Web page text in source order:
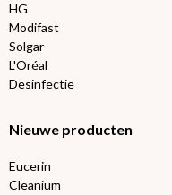
HG
Modifast
Solgar
L'Oréal
Desinfectie
Nieuwe producten
Eucerin
Cleanium